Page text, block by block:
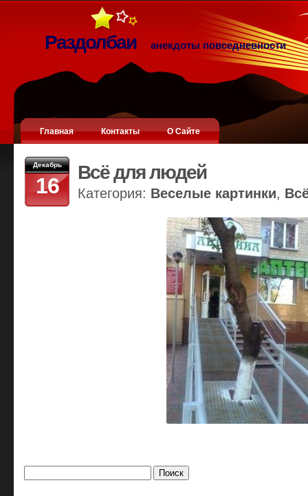
Раздолбаи анекдоты повседневности
Главная Контакты О Сайте
Декабрь
16
Всё для людей
Категория: Веселые картинки,